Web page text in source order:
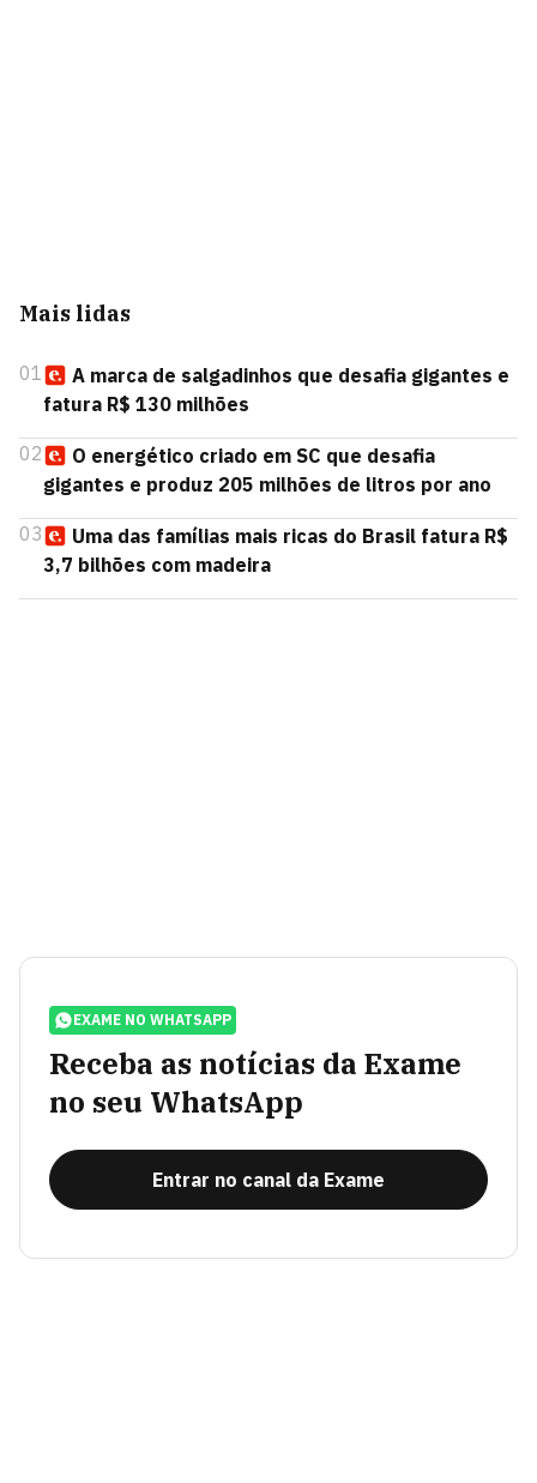
Mais lidas
01
A marca de salgadinhos que desafia gigantes e
fatura R$ 130 milhões
02
O energético criado em SC que desafia
gigantes e produz 205 milhões de litros por ano
03
Uma das famílias mais ricas do Brasil fatura R$
3,7 bilhões com madeira
EXAME NO WHATSAPP
Receba as notícias da Exame
no seu WhatsApp
Entrar no canal da Exame